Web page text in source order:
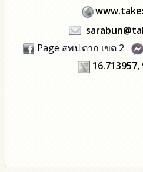
Page สพป.ตาก เขต 2
16.713957,